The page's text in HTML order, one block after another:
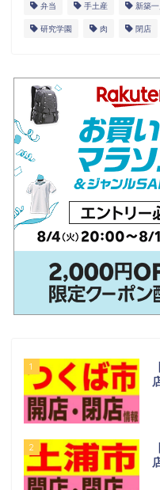
弁当 手土産 新築
研究学園 肉 閉店
1
2